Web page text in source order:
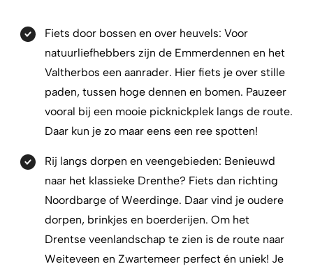
Fiets door bossen en over heuvels: Voor
natuurliefhebbers zijn de Emmerdennen en het
Valtherbos een aanrader. Hier fiets je over stille
paden, tussen hoge dennen en bomen. Pauzeer
vooral bij een mooie picknickplek langs de route.
Daar kun je zo maar eens een ree spotten!
Rij langs dorpen en veengebieden: Benieuwd
naar het klassieke Drenthe? Fiets dan richting
Noordbarge of Weerdinge. Daar vind je oudere
dorpen, brinkjes en boerderijen. Om het
Drentse veenlandschap te zien is de route naar
Weiteveen en Zwartemeer perfect én uniek! Je